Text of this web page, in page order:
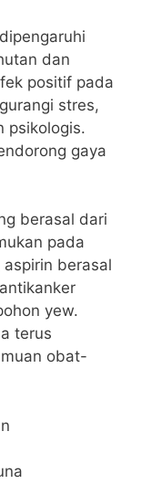
dan
positif pada
stres,
psikologis.
gaya
berasal dari
pada
berasal
yew.
terus
obat-